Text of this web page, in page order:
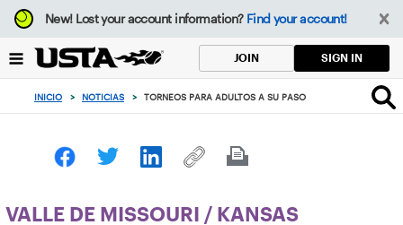
Enfoque
desde
botón
volver
principio
New!Lost your account information? Find your account!
JOIN SIGN IN
INICIO > NOTICIAS > TORNEOS PARA ADULTOS A SU PASO
VALLE DE MISSOURI / KANSAS